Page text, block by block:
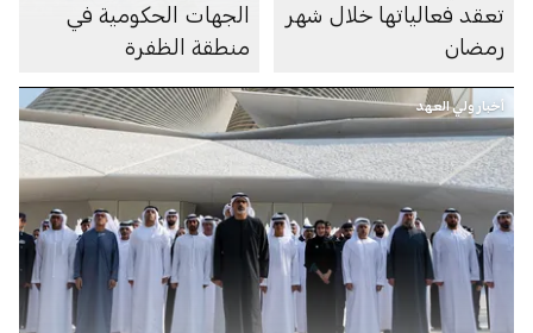
تعقد فعالياتها خلال شهر
رمضان
الجهات الحكومية في
منطقة الظفرة
أخبار ولي العهد